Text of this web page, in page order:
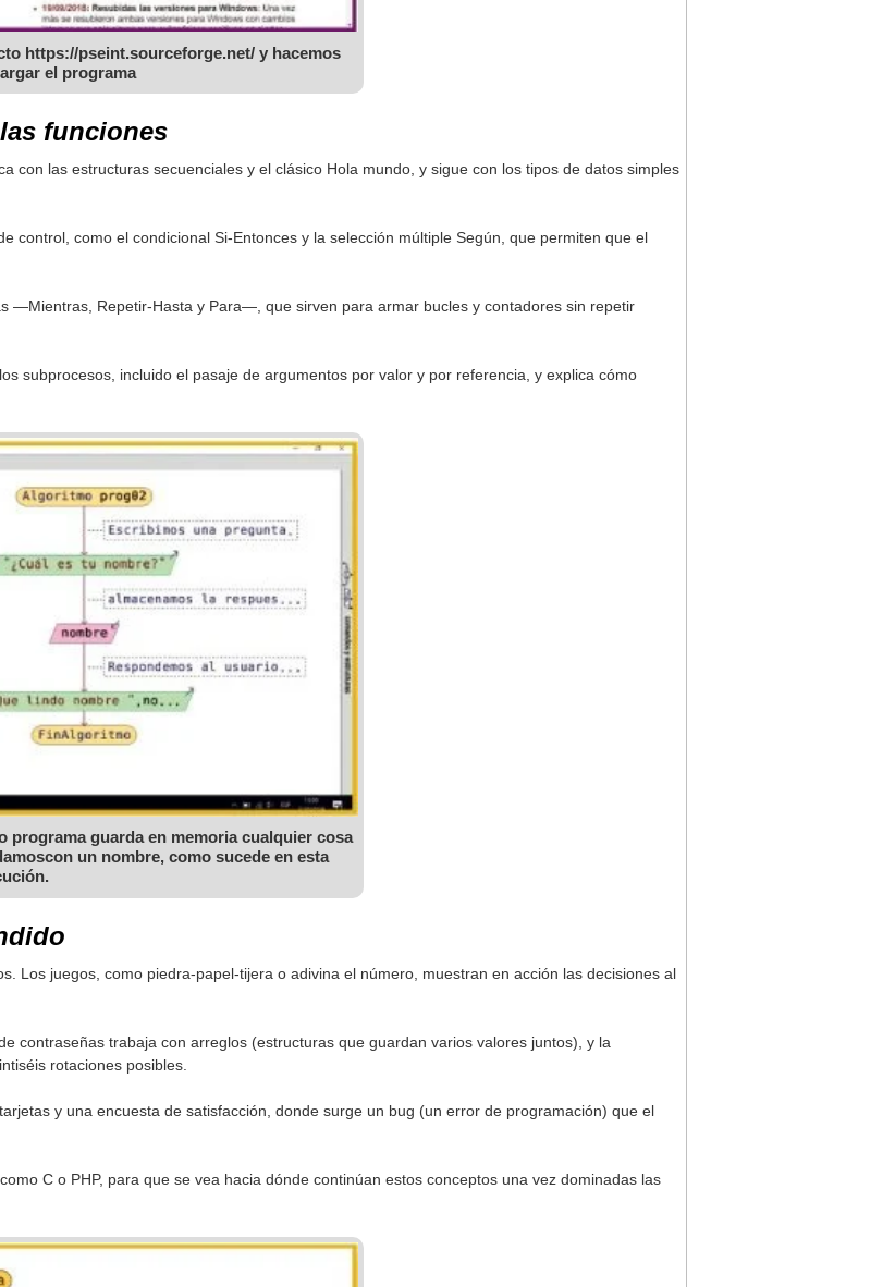
https://pseint.sourceforge.net/ y hacemos
el programa
funciones
con las estructuras secuenciales y el clásico Hola mundo, y sigue con los tipos de datos simples
control, como el condicional Si-Entonces y la selección múltiple Según, que permiten que el
—Mientras, Repetir-Hasta y Para—, que sirven para armar bucles y contadores sin repetir
subprocesos, incluido el pasaje de argumentos por valor y por referencia, y explica cómo
programa guarda en memoria cualquier cosa
un nombre, como sucede en esta
Los juegos, como piedra-papel-tijera o adivina el número, muestran en acción las decisiones al
contraseñas trabaja con arreglos (estructuras que guardan varios valores juntos), y la
rotaciones posibles.
y una encuesta de satisfacción, donde surge un bug (un error de programación) que el
C o PHP, para que se vea hacia dónde continúan estos conceptos una vez dominadas las